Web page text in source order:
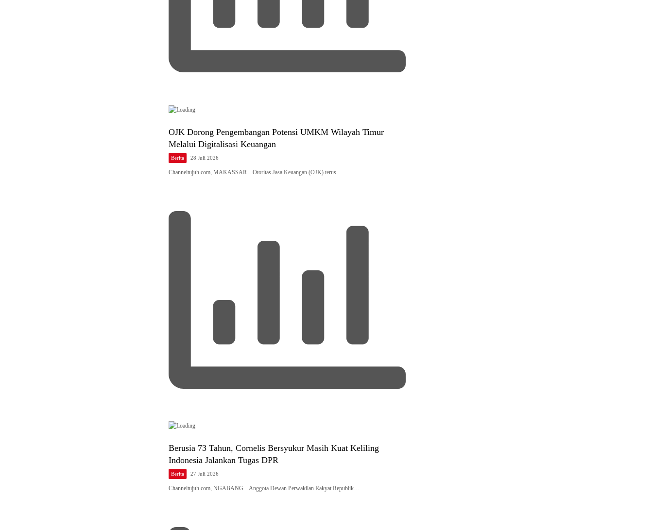
OJK Dorong Pengembangan Potensi UMKM Wilayah Timur
Melalui Digitalisasi Keuangan
Berita 28 Juli 2026
Channeltujuh.com, MAKASSAR – Otoritas Jasa Keuangan (OJK) terus…
Berusia 73 Tahun, Cornelis Bersyukur Masih Kuat Keliling
Indonesia Jalankan Tugas DPR
Berita 27 Juli 2026
Channeltujuh.com, NGABANG – Anggota Dewan Perwakilan Rakyat Republik…